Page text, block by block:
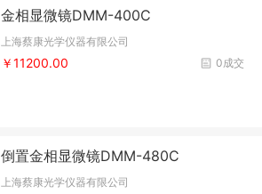
金相显微镜DMM-400C
上海蔡康光学仪器有限公司
0成交
￥11200.00
倒置金相显微镜DMM-480C
上海蔡康光学仪器有限公司